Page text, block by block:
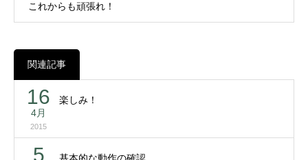
これからも頑張れ！
関連記事
16
4月
2015
楽しみ！
5 基本的な動作の確認